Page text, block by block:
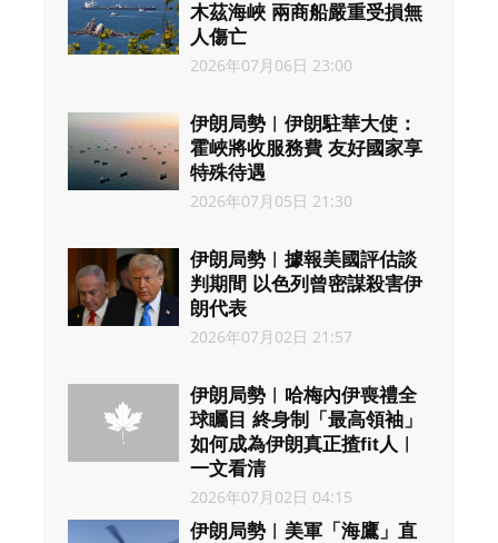
木茲海峽 兩商船嚴重受損無
人傷亡
2026年07月06日 23:00
伊朗局勢︱伊朗駐華大使：
霍峽將收服務費 友好國家享
特殊待遇
2026年07月05日 21:30
伊朗局勢︱據報美國評估談
判期間 以色列曾密謀殺害伊
朗代表
2026年07月02日 21:57
伊朗局勢︱哈梅內伊喪禮全
球矚目 終身制「最高領袖」
如何成為伊朗真正揸fit人︱
一文看清
2026年07月02日 04:15
伊朗局勢︱美軍「海鷹」直